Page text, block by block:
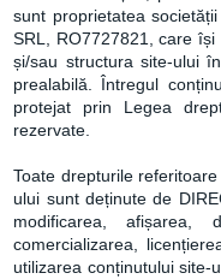
sunt proprietatea
SRL, RO7727821, care
și/sau structura site-ului
prealabilă. Întregul
protejat prin Legea
rezervate.
Toate drepturile
ului sunt deținute de
modificarea, afișarea,
comercializarea,
utilizarea conținutului